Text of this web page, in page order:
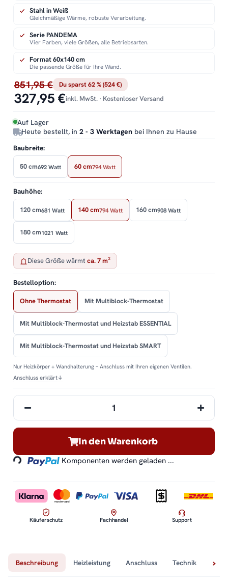
851,95 € Du sparst 62 % (524 €)
327,95 €inkl. MwSt. · Kostenloser Versand
Auf Lager
Heute bestellt, in 2 - 3 Werktagen bei Ihnen zu Hause
Stahl in Weiß
Gleichmäßige Wärme, robuste Verarbeitung.
Serie PANDEMA
Vier Farben, viele Größen, alle Betriebsarten.
Format 60x140 cm
Die passende Größe für Ihre Wand.
Baubreite:
50 cm692 Watt 60 cm794 Watt
Bauhöhe:
120 cm681 Watt 140 cm794 Watt 160 cm908 Watt
180 cm1021 Watt
Diese Größe wärmt ca. 7 m²
Bestelloption:
Ohne Thermostat Mit Multiblock-Thermostat
Mit Multiblock-Thermostat und Heizstab ESSENTIAL
Mit Multiblock-Thermostat und Heizstab SMART
Nur Heizkörper + Wandhalterung – Anschluss mit Ihren eigenen Ventilen.
Anschluss erklärt↓
In den Warenkorb
Loading... Komponenten werden geladen ...
Käuferschutz Fachhandel Support
Beschreibung Heizleistung Anschluss Technik